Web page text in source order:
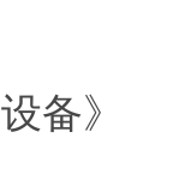
设备》